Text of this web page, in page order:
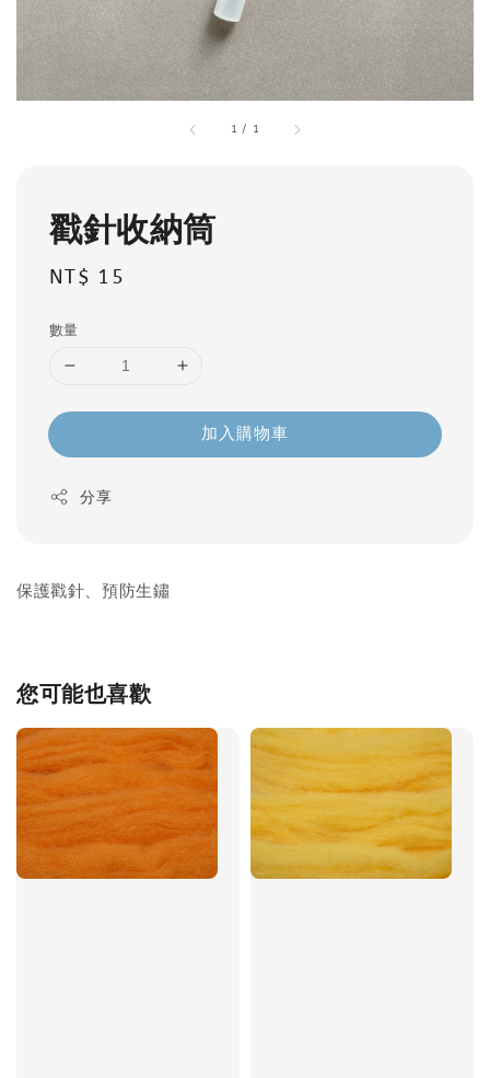
1 / 1
戳針收納筒
Regular
NT$ 15
數量
加入購物車
分享
保護戳針、預防生鏽
您可能也喜歡